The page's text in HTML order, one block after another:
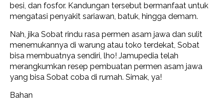
besi, dan fosfor. Kandungan tersebut bermanfaat untuk
mengatasi penyakit sariawan, batuk, hingga demam.
Nah, jika Sobat rindu rasa permen asam jawa dan sulit
menemukannya di warung atau toko terdekat, Sobat
bisa membuatnya sendiri, lho! Jamupedia telah
merangkumkan resep pembuatan permen asam jawa
yang bisa Sobat coba di rumah. Simak, ya!
Bahan